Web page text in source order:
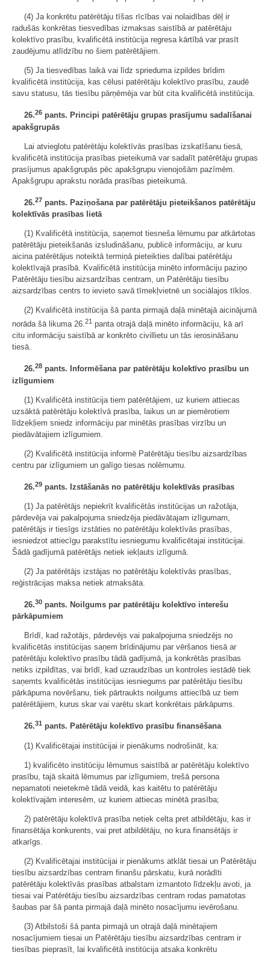
(4) Ja konkrētu patērētāju tīšas rīcības vai nolaidības dēļ ir
radušās konkrētas tiesvedības izmaksas saistībā ar patērētāju
kolektīvo prasību, kvalificētā institūcija regresa kārtībā var prasīt
zaudējumu atlīdzību no šiem patērētājiem.
(5) Ja tiesvedības laikā vai līdz sprieduma izpildes brīdim
kvalificētā institūcija, kas cēlusi patērētāju kolektīvo prasību, zaudē
savu statusu, tās tiesību pārņēmēja var būt cita kvalificētā institūcija.
26.26 pants. Principi patērētāju grupas prasījumu sadalīšanai
apakšgrupās
Lai atvieglotu patērētāju kolektīvās prasības izskatīšanu tiesā,
kvalificētā institūcija prasības pieteikumā var sadalīt patērētāju grupas
prasījumus apakšgrupās pēc apakšgrupu vienojošām pazīmēm.
Apakšgrupu aprakstu norāda prasības pieteikumā.
26.27 pants. Paziņošana par patērētāju pieteikšanos patērētāju
kolektīvās prasības lietā
(1) Kvalificētā institūcija, saņemot tiesneša lēmumu par atkārtotas
patērētāju pieteikšanās izsludināšanu, publicē informāciju, ar kuru
aicina patērētājus noteiktā termiņā pieteikties dalībai patērētāju
kolektīvajā prasībā. Kvalificētā institūcija minēto informāciju paziņo
Patērētāju tiesību aizsardzības centram, un Patērētāju tiesību
aizsardzības centrs to ievieto savā tīmekļvietnē un sociālajos tīklos.
(2) Kvalificētā institūcija šā panta pirmajā daļā minētajā aicinājumā
norāda šā likuma 26.21 panta otrajā daļā minēto informāciju, kā arī
citu informāciju saistībā ar konkrēto civillietu un tās ierosināšanu
tiesā.
26.28 pants. Informēšana par patērētāju kolektīvo prasību un
izlīgumiem
(1) Kvalificētā institūcija tiem patērētājiem, uz kuriem attiecas
uzsāktā patērētāju kolektīvā prasība, laikus un ar piemērotiem
līdzekļiem sniedz informāciju par minētās prasības virzību un
piedāvātajiem izlīgumiem.
(2) Kvalificētā institūcija informē Patērētāju tiesību aizsardzības
centru par izlīgumiem un galīgo tiesas nolēmumu.
26.29 pants. Izstāšanās no patērētāju kolektīvās prasības
(1) Ja patērētājs nepiekrīt kvalificētās institūcijas un ražotāja,
pārdevēja vai pakalpojuma sniedzēja piedāvātajam izlīgumam,
patērētājs ir tiesīgs izstāties no patērētāju kolektīvās prasības,
iesniedzot attiecīgu parakstītu iesniegumu kvalificētajai institūcijai.
Šādā gadījumā patērētājs netiek iekļauts izlīgumā.
(2) Ja patērētājs izstājas no patērētāju kolektīvās prasības,
reģistrācijas maksa netiek atmaksāta.
26.30 pants. Noilgums par patērētāju kolektīvo interešu
pārkāpumiem
Brīdī, kad ražotājs, pārdevējs vai pakalpojuma sniedzējs no
kvalificētās institūcijas saņem brīdinājumu par vēršanos tiesā ar
patērētāju kolektīvo prasību tādā gadījumā, ja konkrētās prasības
netiks izpildītas, vai brīdī, kad uzraudzības un kontroles iestādē tiek
saņemts kvalificētās institūcijas iesniegums par patērētāju tiesību
pārkāpuma novēršanu, tiek pārtraukts noilgums attiecībā uz tiem
patērētājiem, kurus skar vai varētu skart konkrētais pārkāpums.
26.31 pants. Patērētāju kolektīvo prasību finansēšana
(1) Kvalificētajai institūcijai ir pienākums nodrošināt, ka:
1) kvalificēto institūciju lēmumus saistībā ar patērētāju kolektīvo
prasību, tajā skaitā lēmumus par izlīgumiem, trešā persona
nepamatoti neietekmē tādā veidā, kas kaitētu to patērētāju
kolektīvajām interesēm, uz kuriem attiecas minētā prasība;
2) patērētāju kolektīvā prasība netiek celta pret atbildētāju, kas ir
finansētāja konkurents, vai pret atbildētāju, no kura finansētājs ir
atkarīgs.
(2) Kvalificētajai institūcijai ir pienākums atklāt tiesai un Patērētāju
tiesību aizsardzības centram finanšu pārskatu, kurā norādīti
patērētāju kolektīvās prasības atbalstam izmantoto līdzekļu avoti, ja
tiesai vai Patērētāju tiesību aizsardzības centram rodas pamatotas
šaubas par šā panta pirmajā daļā minēto nosacījumu ievērošanu.
(3) Atbilstoši šā panta pirmajā un otrajā daļā minētajiem
nosacījumiem tiesai un Patērētāju tiesību aizsardzības centram ir
tiesības pieprasīt, lai kvalificētā institūcija atsaka konkrētu